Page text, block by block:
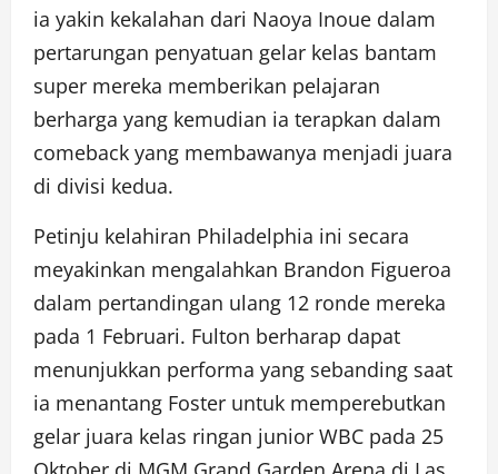
ia yakin kekalahan dari Naoya Inoue dalam
pertarungan penyatuan gelar kelas bantam
super mereka memberikan pelajaran
berharga yang kemudian ia terapkan dalam
comeback yang membawanya menjadi juara
di divisi kedua.
Petinju kelahiran Philadelphia ini secara
meyakinkan mengalahkan Brandon Figueroa
dalam pertandingan ulang 12 ronde mereka
pada 1 Februari. Fulton berharap dapat
menunjukkan performa yang sebanding saat
ia menantang Foster untuk memperebutkan
gelar juara kelas ringan junior WBC pada 25